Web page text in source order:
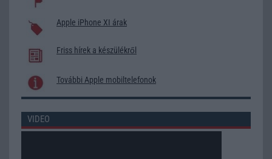
Apple iPhone XI árak
Friss hírek a készülékről
További Apple mobiltelefonok
VIDEO